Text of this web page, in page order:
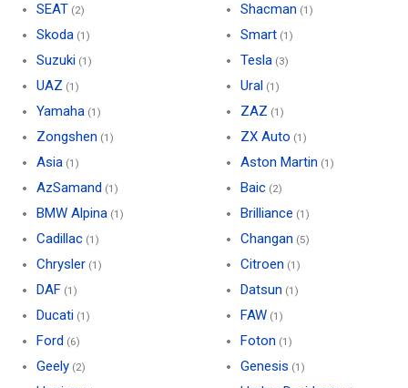
SEAT (2)
Skoda (1)
Suzuki (1)
UAZ (1)
Yamaha (1)
Zongshen (1)
Shacman (1)
Smart (1)
Tesla (3)
Ural (1)
ZAZ (1)
ZX Auto (1)
Asia (1)
AzSamand (1)
BMW Alpina (1)
Cadillac (1)
Chrysler (1)
DAF (1)
Ducati (1)
Ford (6)
Geely (2)
Aston Martin (1)
Baic (2)
Brilliance (1)
Changan (5)
Citroen (1)
Datsun (1)
FAW (1)
Foton (1)
Genesis (1)